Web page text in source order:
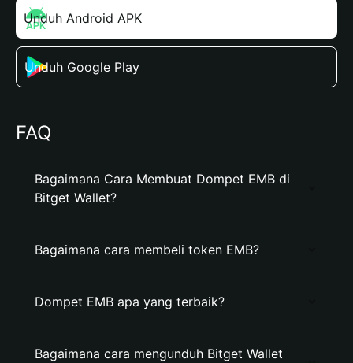
Unduh Android APK
Unduh Google Play
FAQ
Bagaimana Cara Membuat Dompet EMB di
Bitget Wallet?
Bagaimana cara membeli token EMB?
Dompet EMB apa yang terbaik?
Bagaimana cara mengunduh Bitget Wallet